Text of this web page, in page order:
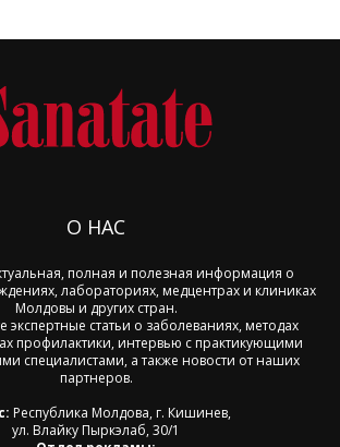
О НАС
полная и полезная информация о
лабораториях, медцентрах и клиниках
Молдовы и других стран.
экспертные статьи о заболеваниях, методах
профилактики, интервью с практикующими
специалистами, а также новости от наших
партнеров.
Республика Молдова, г. Кишинев,
ул. Влайку Пыркэлаб, 30/1